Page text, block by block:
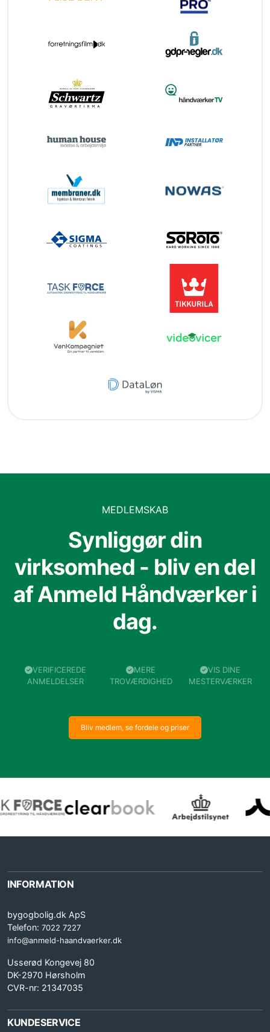
MEDLEMSKAB
Synliggør din
virksomhed - bliv en del
af Anmeld Håndværker i
dag.
VERIFICEREDE
ANMELDELSER
MERE
TROVÆRDIGHED
VIS DINE
MESTERVÆRKER
Bliv medlem, se fordele og priser
INFORMATION
bygogbolig.dk ApS
Telefon: 7022 7227
info@anmeld-haandvaerker.dk
Usserød Kongevej 80
DK-2970 Hørsholm
CVR-nr: 21347035
KUNDESERVICE